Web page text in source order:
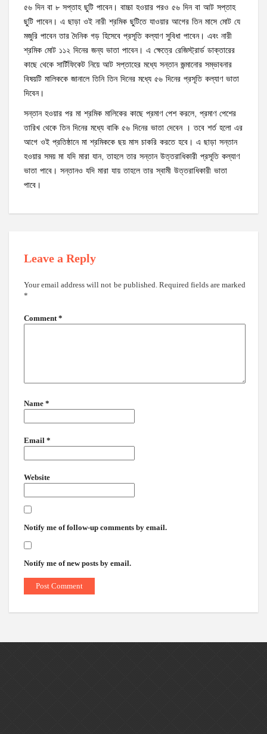
৫৬ দিন বা ৮ সপ্তাহ ছুটি পাবেন। বাচ্চা হওয়ার পরও ৫৬ দিন বা আট সপ্তাহ
ছুটি পাবেন। এ ছাড়া ওই নারী শ্রমিক ছুটিতে যাওয়ার আগের তিন মাসে মোট যে
মজুরি পাবেন তার দৈনিক গড় হিসেবে প্রসূতি কল্যাণ সুবিধা পাবেন। এবং নারী
শ্রমিক মোট ১১২ দিনের জন্য ভাতা পাবেন। এ ক্ষেত্রে রেজিস্ট্রার্ড ডাক্তারের
কাছে থেকে সার্টিফিকেট নিয়ে আট সপ্তাহের মধ্যে সন্তান জন্মানোর সম্ভাবনার
বিষয়টি মালিককে জানালে তিনি তিন দিনের মধ্যে ৫৬ দিনের প্রসূতি কল্যাণ ভাতা
দিবেন।
সন্তান হওয়ার পর মা শ্রমিক মালিকের কাছে প্রমাণ পেশ করলে, প্রমাণ পেশের
তারিখ থেকে তিন দিনের মধ্যে বাকি ৫৬ দিনের ভাতা দেবেন । তবে শর্ত হলো এর
আগে ওই প্রতিষ্ঠানে মা শ্রমিককে ছয় মাস চাকরি করতে হবে। এ ছাড়া সন্তান
হওয়ার সময় মা যদি মারা যান, তাহলে তার সন্তান উত্তরাধিকারী প্রসূতি কল্যাণ
ভাতা পাবে। সন্তানও যদি মারা যায় তাহলে তার স্বামী উত্তরাধিকারী ভাতা
পাবে।
Leave a Reply
Your email address will not be published. Required fields are marked
*
Comment *
Name *
Email *
Website
Notify me of follow-up comments by email.
Notify me of new posts by email.